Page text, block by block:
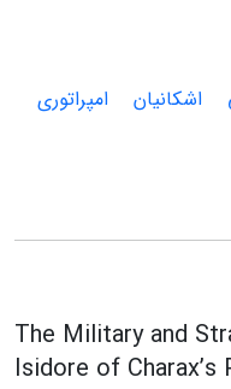
اشکانیان
امپراتوری
The Military and
Isidore of